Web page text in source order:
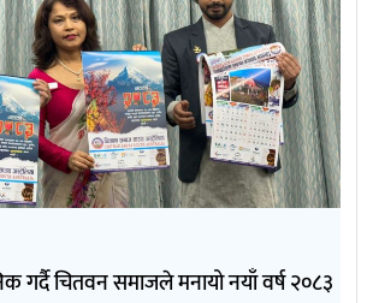
गर्दै चितवन समाजले मनायो नयाँ वर्ष २०८३